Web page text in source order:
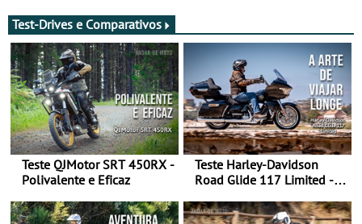
maio - The ultimate
experience in Morocco
Test-Drives e Comparativos
Teste QJMotor SRT 450RX -
Polivalente e Eficaz
Teste Harley-Davidson
Road Glide 117 Limited - A